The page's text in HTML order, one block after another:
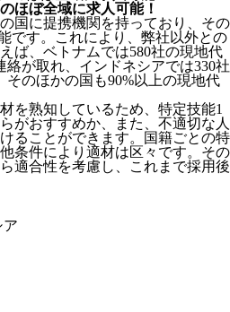
ほぼ全域に求人可能！
国に提携機関を持っており、その
です。これにより、弊社以外との
ば、ベトナムでは580社の現地代
絡が取れ、インドネシアでは330社
そのほかの国も90%以上の現地代
を熟知しているため、特定技能1
がおすすめか、また、不適切な人
ることができます。国籍ごとの特
条件により適材は区々です。その
適合性を考慮し、これまで採用後
ア